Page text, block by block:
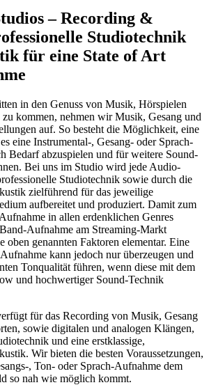
– Recording &
Studiotechnik
für eine State of Art
in den Genuss von Musik, Hörspielen
kommen, nehmen wir Musik, Gesang und
auf. So besteht die Möglichkeit, eine
eine Instrumental-, Gesang- oder Sprach-
Bedarf abzuspielen und für weitere Sound-
Bei uns im Studio wird jede Audio-
Studiotechnik sowie durch die
zielführend für das jeweilige
aufbereitet und produziert. Damit zum
in allen erdenklichen Genres
Aufnahme am Streaming-Markt
oben genannten Faktoren elementar. Eine
kann jedoch nur überzeugen und
Tonqualität führen, wenn diese mit dem
und hochwertiger Sound-Technik
für das Recording von Musik, Gesang
sowie digitalen und analogen Klängen,
und eine erstklassige,
Wir bieten die besten Voraussetzungen,
, Ton- oder Sprach-Aufnahme dem
so nah wie möglich kommt.